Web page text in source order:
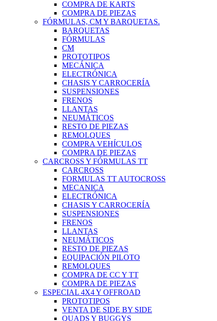
COMPRA DE KARTS
COMPRA DE PIEZAS
FÓRMULAS, CM Y BARQUETAS.
BARQUETAS
FÓRMULAS
CM
PROTOTIPOS
MECÁNICA
ELECTRÓNICA
CHASIS Y CARROCERÍA
SUSPENSIONES
FRENOS
LLANTAS
NEUMÁTICOS
RESTO DE PIEZAS
REMOLQUES
COMPRA VEHÍCULOS
COMPRA DE PIEZAS
CARCROSS Y FÓRMULAS TT
CARCROSS
FORMULAS TT AUTOCROSS
MECANICA
ELECTRÓNICA
CHASIS Y CARROCERÍA
SUSPENSIONES
FRENOS
LLANTAS
NEUMÁTICOS
RESTO DE PIEZAS
EQUIPACIÓN PILOTO
REMOLQUES
COMPRA DE CC Y TT
COMPRA DE PIEZAS
ESPECIAL 4X4 Y OFFROAD
PROTOTIPOS
VENTA DE SIDE BY SIDE
QUADS Y BUGGYS